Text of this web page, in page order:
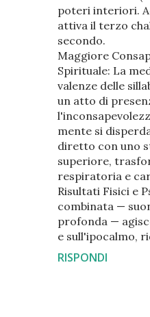
poteri interiori.
attiva il terzo
secondo.
Maggiore
Spirituale: La
valenze delle
un atto di
mente si
diretto con uno
superiore,
respiratoria e
Risultati Fisici e
combinata —
profonda —
e sull'ipocalmo,
RISPONDI